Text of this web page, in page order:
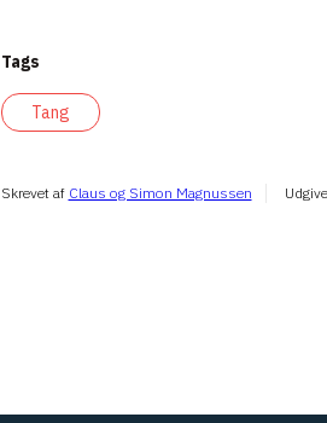
Tags
Tang
Skrevet af Claus og Simon Magnussen